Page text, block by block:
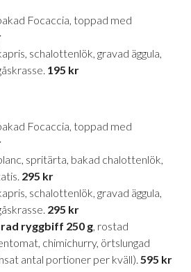
Focaccia, toppad med
schalottenlök, gravad äggula,
195 kr
Focaccia, toppad med
spritärta, bakad chalottenlök,
295 kr
schalottenlök, gravad äggula,
295 kr
ryggbiff 250 g, rostad
chimichurry, örtslungad
antal portioner per kväll). 595 kr